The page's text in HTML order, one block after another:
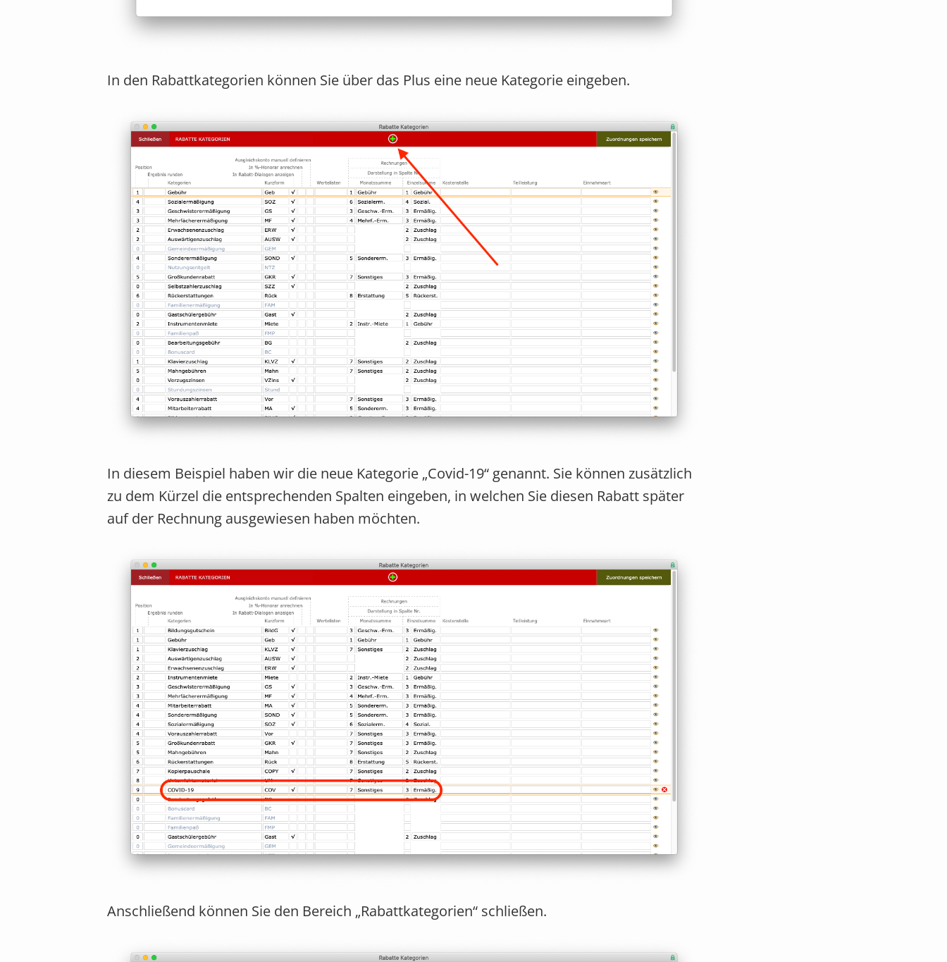
In den Rabattkategorien können Sie über das Plus eine neue Kategorie eingeben.
In diesem Beispiel haben wir die neue Kategorie „Covid-19“ genannt. Sie können zusätzlich
zu dem Kürzel die entsprechenden Spalten eingeben, in welchen Sie diesen Rabatt später
auf der Rechnung ausgewiesen haben möchten.
Anschließend können Sie den Bereich „Rabattkategorien“ schließen.